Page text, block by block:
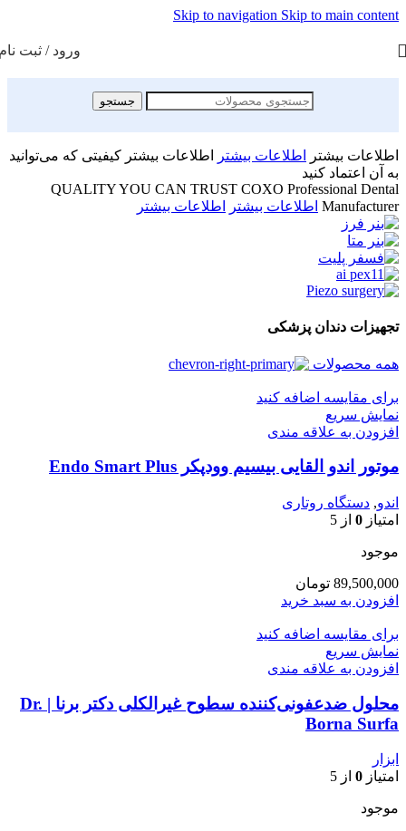
Skip to navigation Skip to main content
ورود / ثبت
جستجو
اطلاعات بیشتر اطلاعات بیشتر اطلاعات بیشتر کیفیتی که می‌توانید
به آن اعتماد کنید
QUALITY YOU CAN TRUST COXO Professional Dental
Manufacturer اطلاعات بیشتر اطلاعات بیشتر
تجهیزات دندان پزشکی
همه محصولات
برای مقایسه اضافه کنید
نمایش سریع
افزودن به علاقه مندی
موتور اندو القایی بیسیم وودپکر Endo Smart Plus
اندو, دستگاه روتاری
امتیاز 0 از 5
موجود
89,500,000 تومان
افزودن به سبد خرید
برای مقایسه اضافه کنید
نمایش سریع
افزودن به علاقه مندی
محلول ضدعفونی‌کننده سطوح غیرالکلی دکتر برنا | Dr.
Borna Surfa
ابزار
امتیاز 0 از 5
موجود